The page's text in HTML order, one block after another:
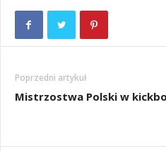
Poprzedni artykuł
Mistrzostwa Polski w